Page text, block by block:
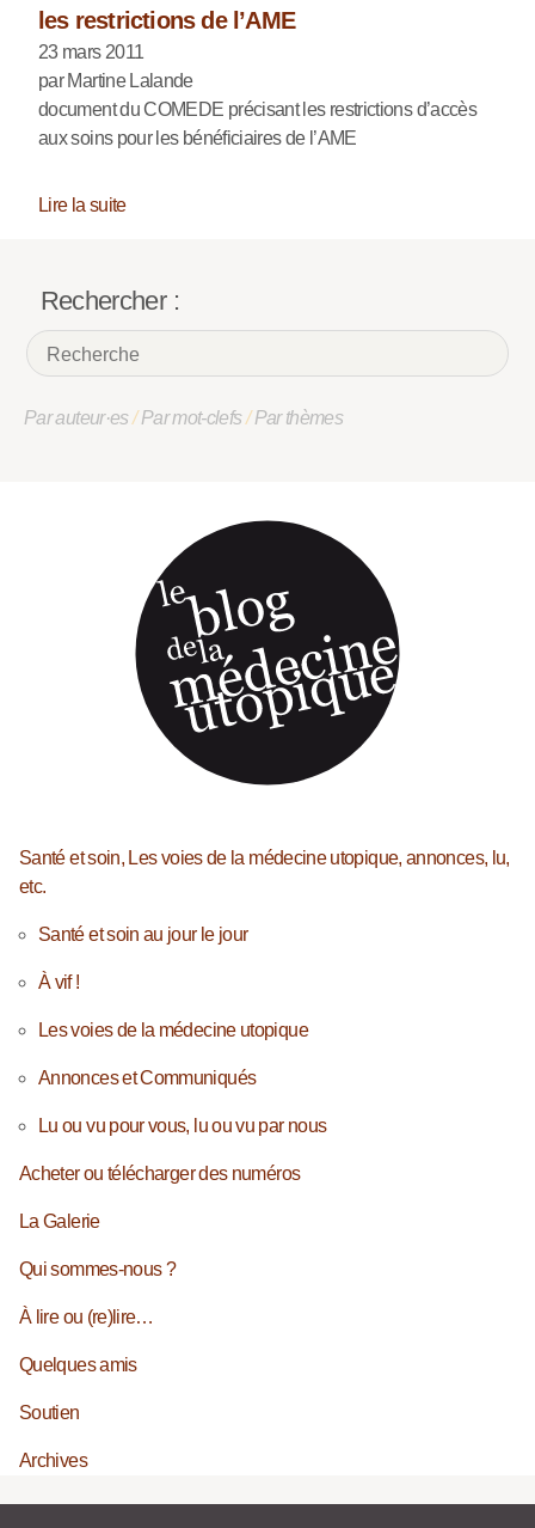
les restrictions de l’AME
23 mars 2011
par Martine Lalande
document du COMEDE précisant les restrictions d’accès
aux soins pour les bénéficiaires de l’AME
Lire la suite
Rechercher :
Par auteur·es/Par mot-clefs/Par thèmes
Santé et soin, Les voies de la médecine utopique, annonces, lu,
etc.
Santé et soin au jour le jour
À vif !
Les voies de la médecine utopique
Annonces et Communiqués
Lu ou vu pour vous, lu ou vu par nous
Acheter ou télécharger des numéros
La Galerie
Qui sommes-nous ?
À lire ou (re)lire…
Quelques amis
Soutien
Archives